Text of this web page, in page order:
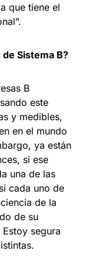
que tiene el
Sistema B?
B
este
y medibles,
en el mundo
ya están
si ese
una de las
cada uno de
de la
de su
segura